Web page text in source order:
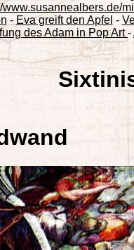
www.susannealbers.de/
- Eva greift den Apfel -
des Adam in Pop Art-